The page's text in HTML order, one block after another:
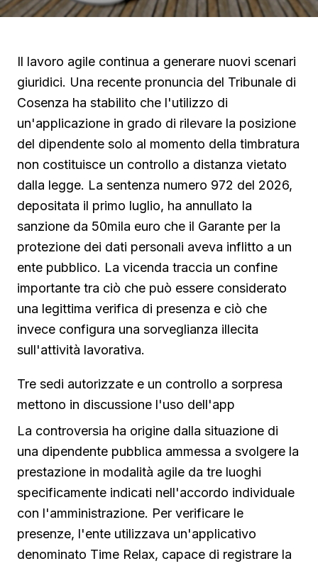
Il lavoro agile continua a generare nuovi scenari
giuridici. Una recente pronuncia del Tribunale di
Cosenza ha stabilito che l'utilizzo di
un'applicazione in grado di rilevare la posizione
del dipendente solo al momento della timbratura
non costituisce un controllo a distanza vietato
dalla legge. La sentenza numero 972 del 2026,
depositata il primo luglio, ha annullato la
sanzione da 50mila euro che il Garante per la
protezione dei dati personali aveva inflitto a un
ente pubblico. La vicenda traccia un confine
importante tra ciò che può essere considerato
una legittima verifica di presenza e ciò che
invece configura una sorveglianza illecita
sull'attività lavorativa.
Tre sedi autorizzate e un controllo a sorpresa
mettono in discussione l'uso dell'app
La controversia ha origine dalla situazione di
una dipendente pubblica ammessa a svolgere la
prestazione in modalità agile da tre luoghi
specificamente indicati nell'accordo individuale
con l'amministrazione. Per verificare le
presenze, l'ente utilizzava un'applicativo
denominato Time Relax, capace di registrare la